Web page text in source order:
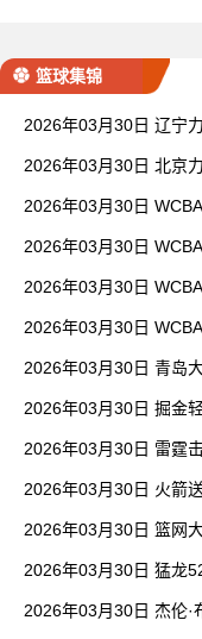
篮球集锦
2026年03月30日 辽宁
2026年03月30日 北京
2026年03月30日
2026年03月30日
2026年03月30日
2026年03月30日
2026年03月30日 青岛
2026年03月30日 掘金
2026年03月30日 雷霆
2026年03月30日 火箭
2026年03月30日 篮网
2026年03月30日 猛龙
2026年03月30日 杰伦·